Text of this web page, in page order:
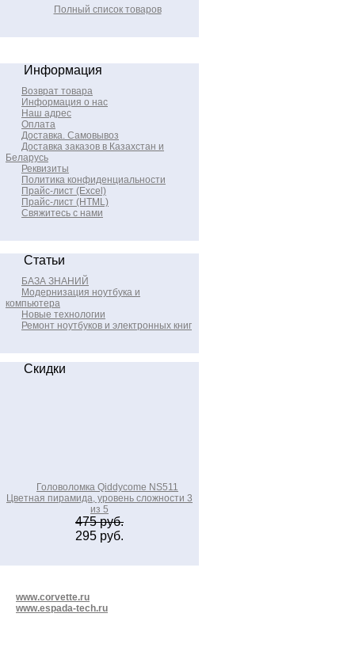
Полный список товаров
Информация
Возврат товара
Информация о нас
Наш адрес
Оплата
Доставка. Самовывоз
Доставка заказов в Казахстан и
Беларусь
Реквизиты
Политика конфиденциальности
Прайс-лист (Excel)
Прайс-лист (HTML)
Свяжитесь с нами
Статьи
БАЗА ЗНАНИЙ
Модернизация ноутбука и
компьютера
Новые технологии
Ремонт ноутбуков и электронных книг
Скидки
Головоломка Qiddycome NS511
Цветная пирамида, уровень сложности 3
из 5
475 руб.
295 руб.
www.corvette.ru
www.espada-tech.ru